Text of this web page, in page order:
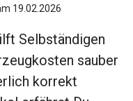
19.02.2026
Selbständigen
sauber
korrekt